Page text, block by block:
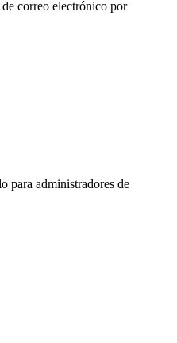
correo electrónico por
para administradores de